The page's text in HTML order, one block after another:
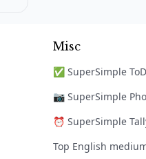
Misc
✅ SuperSimple
📷 SuperSimple
⏰ SuperSimple
Top English